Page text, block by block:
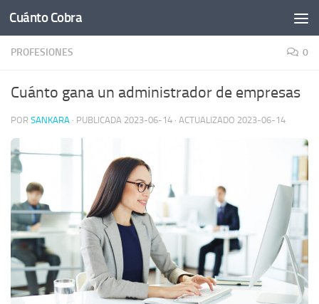
Saltar al contenido
Cuánto Cobra
PROFESIONES 0
Cuánto gana un administrador de empresas
POR SANKARA · PUBLICADA 2023-06-14 · ACTUALIZADO 2023-06-14